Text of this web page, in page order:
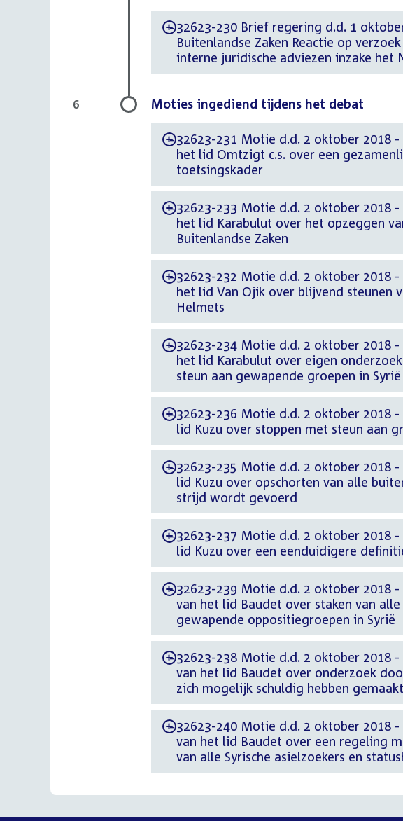
-32623-230 Brief regering d.d. 1
Buitenlandse Zaken Reactie op
interne juridische adviezen inzake het
Moties ingediend tijdens het debat
-32623-231 Motie d.d. 2 oktober 2018
het lid Omtzigt c.s. over een
toetsingskader
-32623-233 Motie d.d. 2 oktober 2018
het lid Karabulut over het opzeggen
Buitenlandse Zaken
-32623-232 Motie d.d. 2 oktober 2018
het lid Van Ojik over blijvend steunen
Helmets
-32623-234 Motie d.d. 2 oktober 2018
het lid Karabulut over eigen
steun aan gewapende groepen in Syrië
-32623-236 Motie d.d. 2 oktober 2018
lid Kuzu over stoppen met steun aan
-32623-235 Motie d.d. 2 oktober 2018
lid Kuzu over opschorten van alle
strijd wordt gevoerd
-32623-237 Motie d.d. 2 oktober 2018
lid Kuzu over een eenduidigere
-32623-239 Motie d.d. 2 oktober 2018
van het lid Baudet over staken van
gewapende oppositiegroepen in Syrië
-32623-238 Motie d.d. 2 oktober 2018
van het lid Baudet over onderzoek
zich mogelijk schuldig hebben
-32623-240 Motie d.d. 2 oktober 2018
van het lid Baudet over een regeling
van alle Syrische asielzoekers en
6